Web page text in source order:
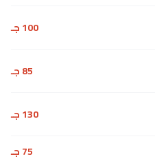
100 جـ
85 جـ
130 جـ
75 جـ